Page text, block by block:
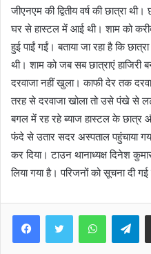
जीएनएम की द्वितीय वर्ष की छात्रा
घर से हास्टल में आई थी। शाम को
हुई पाईं गईं। बताया जा रहा है कि
थी। शाम को जब सब छात्राएं हाजिरी
दरवाजा नहीं खुला। काफी देर तक
तरह से दरवाजा खोला तो उसे पंखे से
बगल में रह रहे ब्याज हास्टल के छात्र
फंदे से उतार सदर अस्पताल पहुंचाया
कर दिया। टाउन थानाध्यक्ष दिनेश
लिया गया है। परिजनों को सूचना दी
Telegram